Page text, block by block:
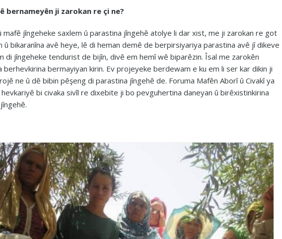
bernameyên ji zarokan re çi ne?
jîngeheke saxlem û parastina jîngehê atolye li dar xist, me ji zarokan re got
û bikaranîna avê heye, lê di heman demê de berpirsiyariya parastina avê jî dikeve
di jîngeheke tendurist de bijîn, divê em hemî wê biparêzin. Îsal me zarokên
bermayiyan kirin. Ev projeyeke berdewam e ku em li ser kar dikin ji
ne û dê bibin pêşeng di parastina jîngehê de. Foruma Mafên Aborî û Civakî ya
bi civaka sivîl re dixebite ji bo pevguhertina daneyan û birêxistinkirina